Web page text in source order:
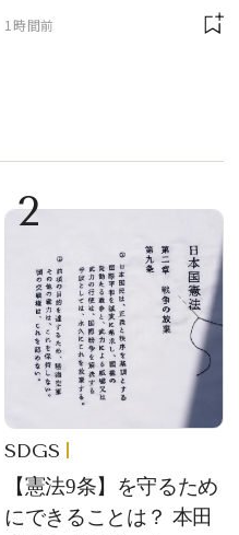
ェ」「ダックワーズ」
1時間前
2
SDGS
【憲法9条】を守るため
にできることは？ 本田